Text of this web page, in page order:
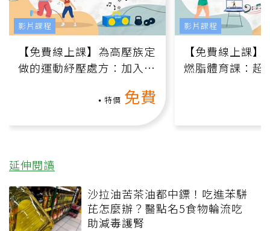
【免費線上課】為高壓族定
做的運動紓壓處方：加入行
特價 免費
影片課程
【免費線上課
燃脂體育課：超
影片課程
延伸閱讀
沙拉油苦茶油都中鏢！吃進苯駢
芘怎麼辦？醫點名5食物輪流吃
助減毒護腎